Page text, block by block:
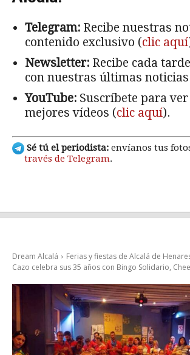
Telegram: Recibe nuestras
contenido exclusivo (clic aquí
Newsletter: Recibe cada
con nuestras últimas
YouTube: Suscríbete para
mejores vídeos (clic aquí).
Sé tú el periodista: envíanos tus
través de Telegram.